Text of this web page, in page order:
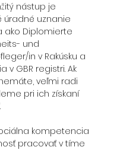
nástup je
úradné uznanie
ako Diplomierte
und
in v Rakúsku a
v GBR registri. Ak
veľmi radi
pri ich získaní
kompetencia
pracovať v tíme